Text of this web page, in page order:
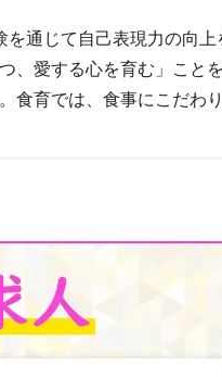
通じて自己表現力の向
、愛する心を育む」こと
食育では、食事にこだわ